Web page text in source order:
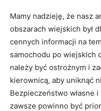
Mamy nadzieję, że ⁣nasz
obszarach wiejskich⁤ był
⁢cennych informacji na
‍samochodu po wiejskich
należy być ostrożnym i
kierownicą, aby​ uniknąć
Bezpieczeństwo własne
zawsze powinno być​